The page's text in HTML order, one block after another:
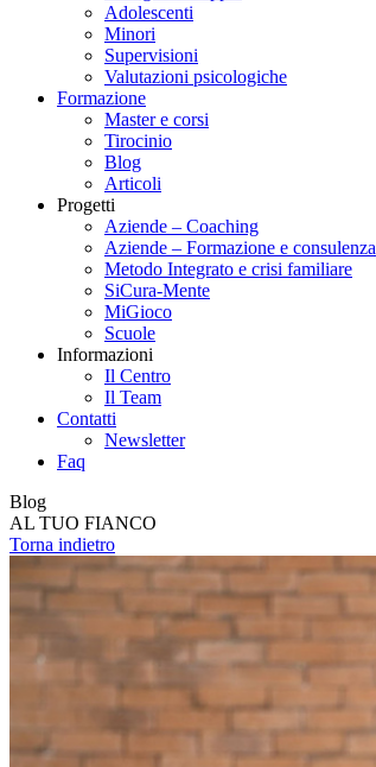
Adolescenti
Minori
Supervisioni
Valutazioni psicologiche
Formazione
Master e corsi
Tirocinio
Blog
Articoli
Progetti
Aziende – Coaching
Aziende – Formazione e consulenza
Metodo Integrato e crisi familiare
SiCura-Mente
MiGioco
Scuole
Informazioni
Il Centro
Il Team
Contatti
Newsletter
Faq
Blog
AL TUO FIANCO
Torna indietro